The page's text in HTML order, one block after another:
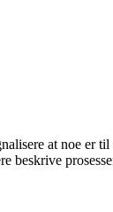
at noe er